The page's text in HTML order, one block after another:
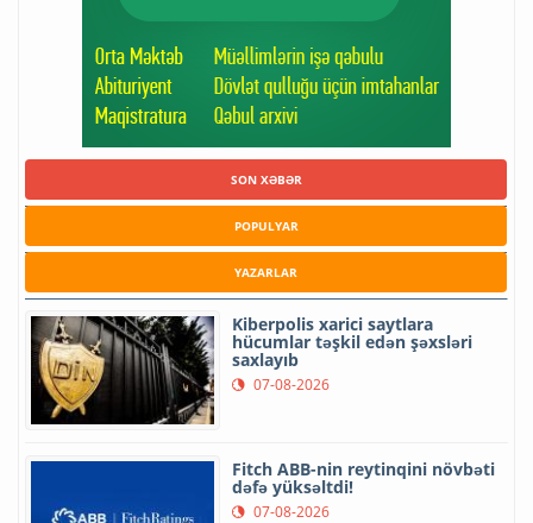
SON XƏBƏR
POPULYAR
YAZARLAR
Kiberpolis xarici saytlara
hücumlar təşkil edən şəxsləri
saxlayıb
07-08-2026
Fitch ABB-nin reytinqini növbəti
dəfə yüksəltdi!
07-08-2026